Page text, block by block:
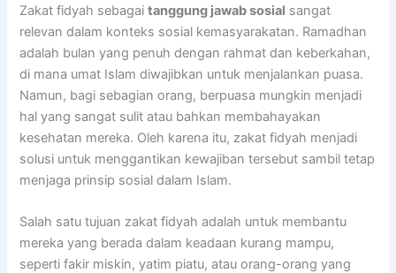
Zakat fidyah sebagaitanggung jawab sosial sangat
relevan dalam konteks sosial kemasyarakatan. Ramadhan
adalah bulan yang penuh dengan rahmat dan keberkahan,
di mana umat Islam diwajibkan untuk menjalankan puasa.
Namun, bagi sebagian orang, berpuasa mungkin menjadi
hal yang sangat sulit atau bahkan membahayakan
kesehatan mereka. Oleh karena itu, zakat fidyah menjadi
solusi untuk menggantikan kewajiban tersebut sambil tetap
menjaga prinsip sosial dalam Islam.
Salah satu tujuan zakat fidyah adalah untuk membantu
mereka yang berada dalam keadaan kurang mampu,
seperti fakir miskin, yatim piatu, atau orang-orang yang